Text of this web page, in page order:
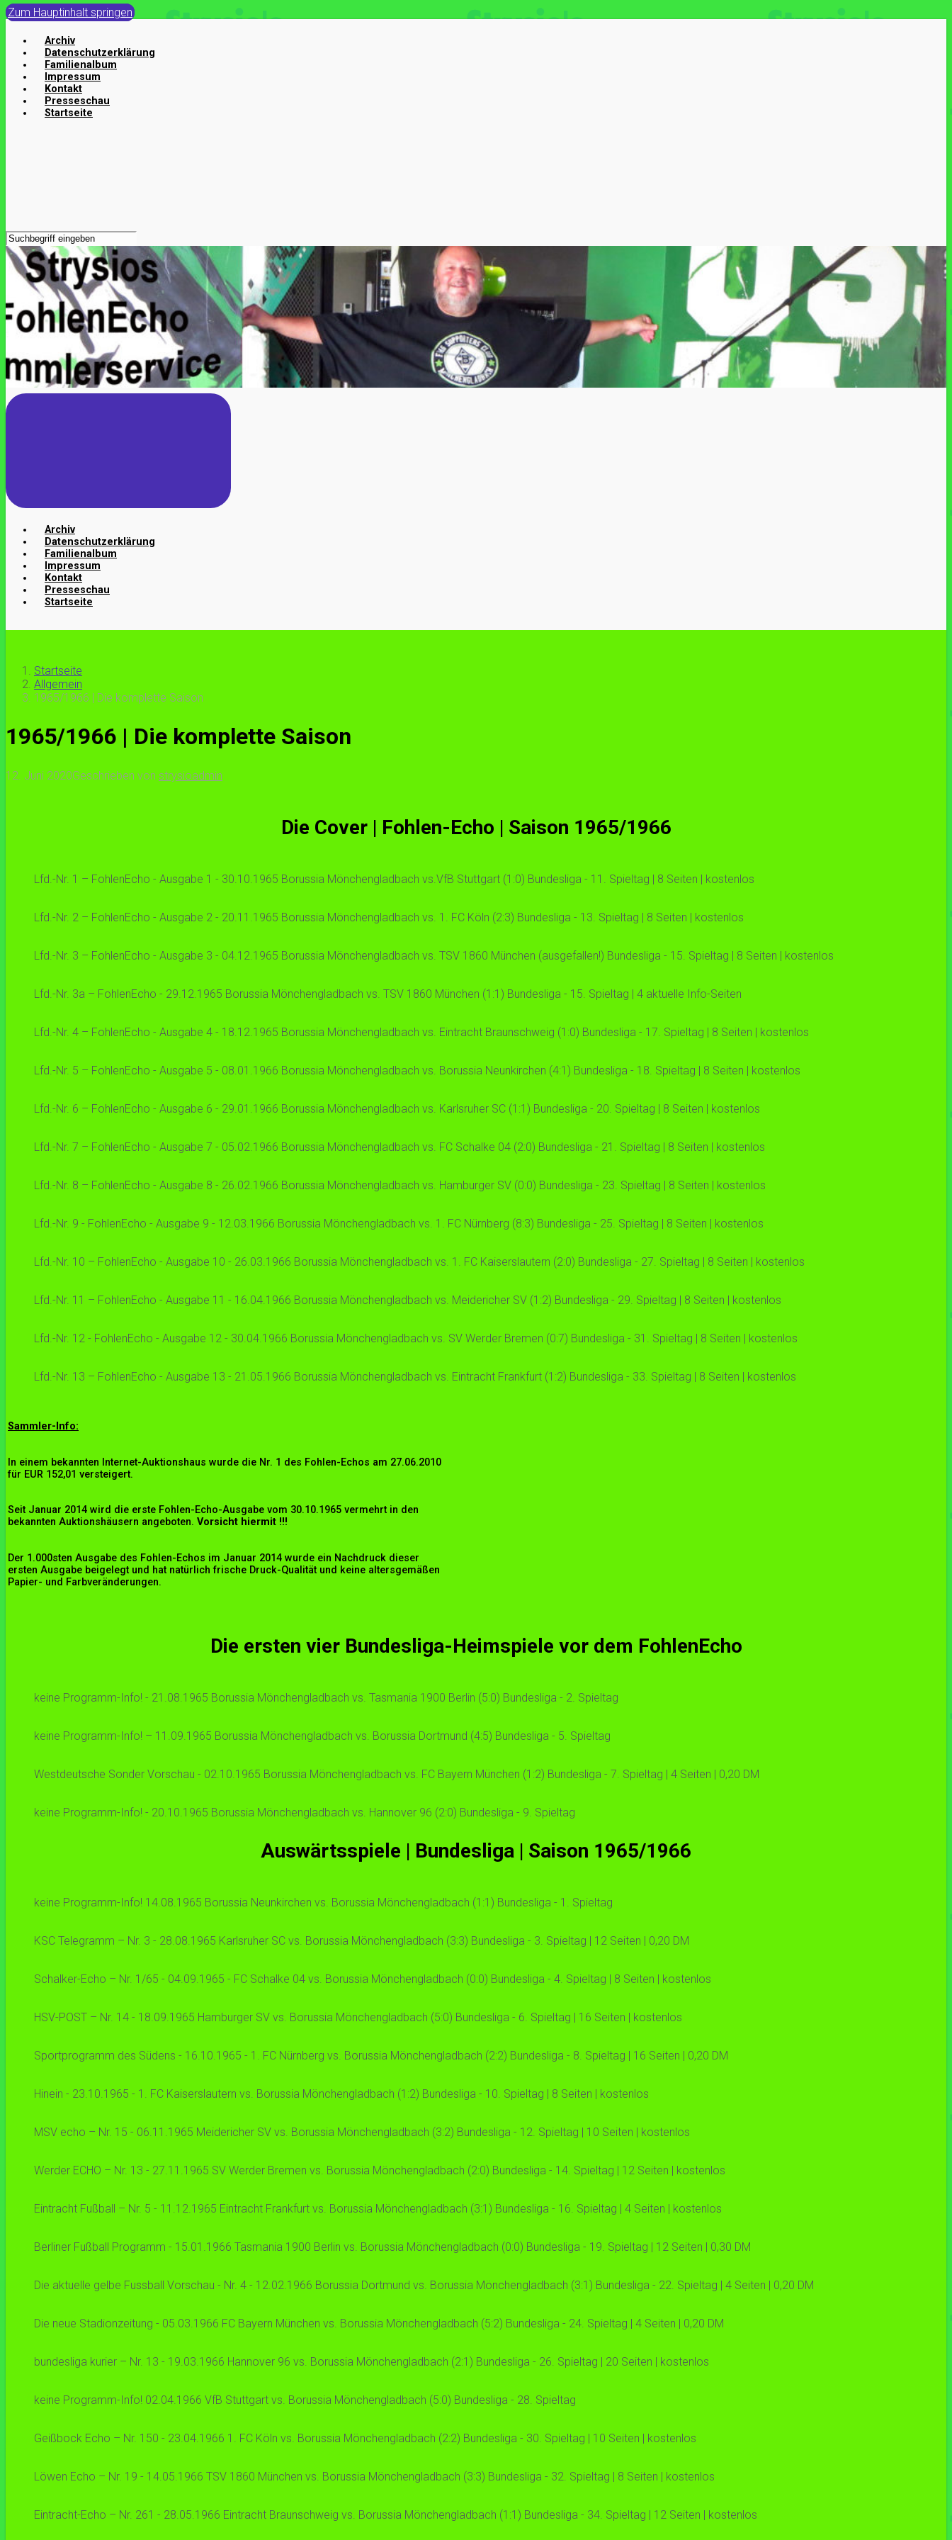
Zum Hauptinhalt springen
Archiv
Datenschutzerklärung
Familienalbum
Impressum
Kontakt
Presseschau
Startseite
Archiv
Datenschutzerklärung
Familienalbum
Impressum
Kontakt
Presseschau
Startseite
Startseite
Allgemein
1965/1966 | Die komplette Saison
1965/1966 | Die komplette Saison
12. Juni 2020Geschrieben von strysioadmin
Die Cover | Fohlen-Echo | Saison 1965/1966
Lfd.-Nr. 1 – FohlenEcho - Ausgabe 1 - 30.10.1965 Borussia Mönchengladbach vs.VfB Stuttgart (1:0) Bundesliga - 11. Spieltag | 8 Seiten | kostenlos
Lfd.-Nr. 2 – FohlenEcho - Ausgabe 2 - 20.11.1965 Borussia Mönchengladbach vs. 1. FC Köln (2:3) Bundesliga - 13. Spieltag | 8 Seiten | kostenlos
Lfd.-Nr. 3 – FohlenEcho - Ausgabe 3 - 04.12.1965 Borussia Mönchengladbach vs. TSV 1860 München (ausgefallen!) Bundesliga - 15. Spieltag | 8 Seiten | kostenlos
Lfd.-Nr. 3a – FohlenEcho - 29.12.1965 Borussia Mönchengladbach vs. TSV 1860 München (1:1) Bundesliga - 15. Spieltag | 4 aktuelle Info-Seiten
Lfd.-Nr. 4 – FohlenEcho - Ausgabe 4 - 18.12.1965 Borussia Mönchengladbach vs. Eintracht Braunschweig (1:0) Bundesliga - 17. Spieltag | 8 Seiten | kostenlos
Lfd.-Nr. 5 – FohlenEcho - Ausgabe 5 - 08.01.1966 Borussia Mönchengladbach vs. Borussia Neunkirchen (4:1) Bundesliga - 18. Spieltag | 8 Seiten | kostenlos
Lfd.-Nr. 6 – FohlenEcho - Ausgabe 6 - 29.01.1966 Borussia Mönchengladbach vs. Karlsruher SC (1:1) Bundesliga - 20. Spieltag | 8 Seiten | kostenlos
Lfd.-Nr. 7 – FohlenEcho - Ausgabe 7 - 05.02.1966 Borussia Mönchengladbach vs. FC Schalke 04 (2:0) Bundesliga - 21. Spieltag | 8 Seiten | kostenlos
Lfd.-Nr. 8 – FohlenEcho - Ausgabe 8 - 26.02.1966 Borussia Mönchengladbach vs. Hamburger SV (0:0) Bundesliga - 23. Spieltag | 8 Seiten | kostenlos
Lfd.-Nr. 9 - FohlenEcho - Ausgabe 9 - 12.03.1966 Borussia Mönchengladbach vs. 1. FC Nürnberg (8:3) Bundesliga - 25. Spieltag | 8 Seiten | kostenlos
Lfd.-Nr. 10 – FohlenEcho - Ausgabe 10 - 26.03.1966 Borussia Mönchengladbach vs. 1. FC Kaiserslautern (2:0) Bundesliga - 27. Spieltag | 8 Seiten | kostenlos
Lfd.-Nr. 11 – FohlenEcho - Ausgabe 11 - 16.04.1966 Borussia Mönchengladbach vs. Meidericher SV (1:2) Bundesliga - 29. Spieltag | 8 Seiten | kostenlos
Lfd.-Nr. 12 - FohlenEcho - Ausgabe 12 - 30.04.1966 Borussia Mönchengladbach vs. SV Werder Bremen (0:7) Bundesliga - 31. Spieltag | 8 Seiten | kostenlos
Lfd.-Nr. 13 – FohlenEcho - Ausgabe 13 - 21.05.1966 Borussia Mönchengladbach vs. Eintracht Frankfurt (1:2) Bundesliga - 33. Spieltag | 8 Seiten | kostenlos
Sammler-Info:
In einem bekannten Internet-Auktionshaus wurde die Nr. 1 des Fohlen-Echos am 27.06.2010
für EUR 152,01 versteigert.
Seit Januar 2014 wird die erste Fohlen-Echo-Ausgabe vom 30.10.1965 vermehrt in den
bekannten Auktionshäusern angeboten. Vorsicht hiermit !!!
Der 1.000sten Ausgabe des Fohlen-Echos im Januar 2014 wurde ein Nachdruck dieser
ersten Ausgabe beigelegt und hat natürlich frische Druck-Qualität und keine altersgemäßen
Papier- und Farbveränderungen.
Die ersten vier Bundesliga-Heimspiele vor dem FohlenEcho
keine Programm-Info! - 21.08.1965 Borussia Mönchengladbach vs. Tasmania 1900 Berlin (5:0) Bundesliga - 2. Spieltag
keine Programm-Info! – 11.09.1965 Borussia Mönchengladbach vs. Borussia Dortmund (4:5) Bundesliga - 5. Spieltag
Westdeutsche Sonder Vorschau - 02.10.1965 Borussia Mönchengladbach vs. FC Bayern München (1:2) Bundesliga - 7. Spieltag | 4 Seiten | 0,20 DM
keine Programm-Info! - 20.10.1965 Borussia Mönchengladbach vs. Hannover 96 (2:0) Bundesliga - 9. Spieltag
Auswärtsspiele | Bundesliga | Saison 1965/1966
keine Programm-Info! 14.08.1965 Borussia Neunkirchen vs. Borussia Mönchengladbach (1:1) Bundesliga - 1. Spieltag
KSC Telegramm – Nr. 3 - 28.08.1965 Karlsruher SC vs. Borussia Mönchengladbach (3:3) Bundesliga - 3. Spieltag | 12 Seiten | 0,20 DM
Schalker-Echo – Nr. 1/65 - 04.09.1965 - FC Schalke 04 vs. Borussia Mönchengladbach (0:0) Bundesliga - 4. Spieltag | 8 Seiten | kostenlos
HSV-POST – Nr. 14 - 18.09.1965 Hamburger SV vs. Borussia Mönchengladbach (5:0) Bundesliga - 6. Spieltag | 16 Seiten | kostenlos
Sportprogramm des Südens - 16.10.1965 - 1. FC Nürnberg vs. Borussia Mönchengladbach (2:2) Bundesliga - 8. Spieltag | 16 Seiten | 0,20 DM
Hinein - 23.10.1965 - 1. FC Kaiserslautern vs. Borussia Mönchengladbach (1:2) Bundesliga - 10. Spieltag | 8 Seiten | kostenlos
MSV echo – Nr. 15 - 06.11.1965 Meidericher SV vs. Borussia Mönchengladbach (3:2) Bundesliga - 12. Spieltag | 10 Seiten | kostenlos
Werder ECHO – Nr. 13 - 27.11.1965 SV Werder Bremen vs. Borussia Mönchengladbach (2:0) Bundesliga - 14. Spieltag | 12 Seiten | kostenlos
Eintracht Fußball – Nr. 5 - 11.12.1965 Eintracht Frankfurt vs. Borussia Mönchengladbach (3:1) Bundesliga - 16. Spieltag | 4 Seiten | kostenlos
Berliner Fußball Programm - 15.01.1966 Tasmania 1900 Berlin vs. Borussia Mönchengladbach (0:0) Bundesliga - 19. Spieltag | 12 Seiten | 0,30 DM
Die aktuelle gelbe Fussball Vorschau - Nr. 4 - 12.02.1966 Borussia Dortmund vs. Borussia Mönchengladbach (3:1) Bundesliga - 22. Spieltag | 4 Seiten | 0,20 DM
Die neue Stadionzeitung - 05.03.1966 FC Bayern München vs. Borussia Mönchengladbach (5:2) Bundesliga - 24. Spieltag | 4 Seiten | 0,20 DM
bundesliga kurier – Nr. 13 - 19.03.1966 Hannover 96 vs. Borussia Mönchengladbach (2:1) Bundesliga - 26. Spieltag | 20 Seiten | kostenlos
keine Programm-Info! 02.04.1966 VfB Stuttgart vs. Borussia Mönchengladbach (5:0) Bundesliga - 28. Spieltag
Geißbock Echo – Nr. 150 - 23.04.1966 1. FC Köln vs. Borussia Mönchengladbach (2:2) Bundesliga - 30. Spieltag | 10 Seiten | kostenlos
Löwen Echo – Nr. 19 - 14.05.1966 TSV 1860 München vs. Borussia Mönchengladbach (3:3) Bundesliga - 32. Spieltag | 8 Seiten | kostenlos
Eintracht-Echo – Nr. 261 - 28.05.1966 Eintracht Braunschweig vs. Borussia Mönchengladbach (1:1) Bundesliga - 34. Spieltag | 12 Seiten | kostenlos